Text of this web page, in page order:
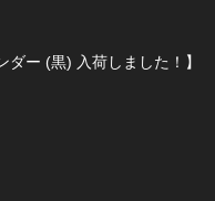
ダー (黒) 入荷しました！】